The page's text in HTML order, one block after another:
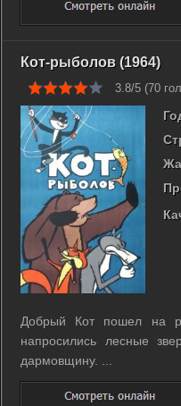
Кот-рыболов (1964)
3.8/5 (70
Добрый Кот пошел на
напросились лесные
дармовщину. ...